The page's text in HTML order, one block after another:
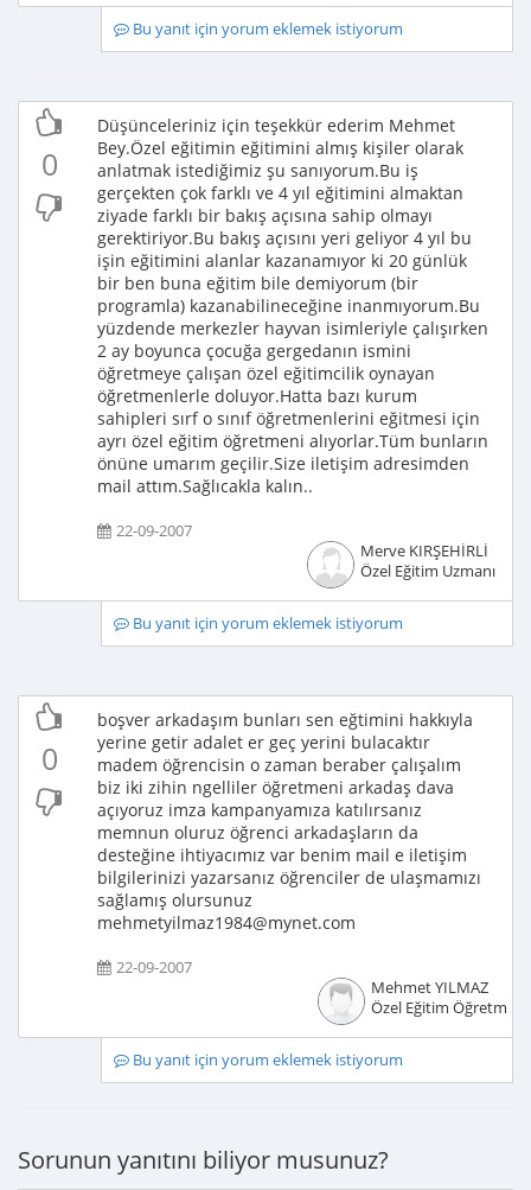
Bu yanıt için yorum eklemek istiyorum
0
Düşünceleriniz için teşekkür ederim Mehmet
Bey.Özel eğitimin eğitimini almış kişiler olarak
anlatmak istediğimiz şu sanıyorum.Bu iş
gerçekten çok farklı ve 4 yıl eğitimini almaktan
ziyade farklı bir bakış açısına sahip olmayı
gerektiriyor.Bu bakış açısını yeri geliyor 4 yıl bu
işin eğitimini alanlar kazanamıyor ki 20 günlük
bir ben buna eğitim bile demiyorum (bir
programla) kazanabilineceğine inanmıyorum.Bu
yüzdende merkezler hayvan isimleriyle çalışırken
2 ay boyunca çocuğa gergedanın ismini
öğretmeye çalışan özel eğitimcilik oynayan
öğretmenlerle doluyor.Hatta bazı kurum
sahipleri sırf o sınıf öğretmenlerini eğitmesi için
ayrı özel eğitim öğretmeni alıyorlar.Tüm bunların
önüne umarım geçilir.Size iletişim adresimden
mail attım.Sağlıcakla kalın..
22-09-2007
Merve KIRŞEHİRLİ
Özel Eğitim Uzmanı
Bu yanıt için yorum eklemek istiyorum
0
boşver arkadaşım bunları sen eğtimini hakkıyla
yerine getir adalet er geç yerini bulacaktır
madem öğrencisin o zaman beraber çalışalım
biz iki zihin ngelliler öğretmeni arkadaş dava
açıyoruz imza kampanyamıza katılırsanız
memnun oluruz öğrenci arkadaşların da
desteğine ihtiyacımız var benim mail e iletişim
bilgilerinizi yazarsanız öğrenciler de ulaşmamızı
sağlamış olursunuz
mehmetyilmaz1984@mynet.com
22-09-2007
Mehmet YILMAZ
Özel Eğitim Öğretmeni
Bu yanıt için yorum eklemek istiyorum
Sorunun yanıtını biliyor musunuz?